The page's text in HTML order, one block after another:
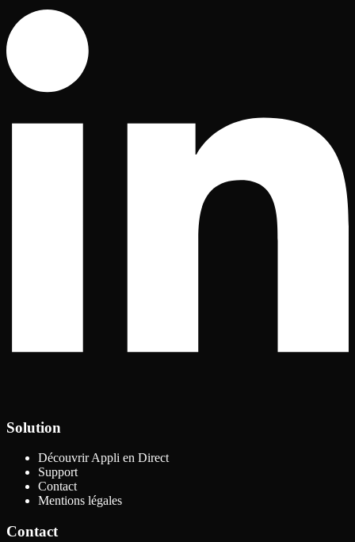
Solution
Découvrir Appli en Direct
Support
Contact
Mentions légales
Contact